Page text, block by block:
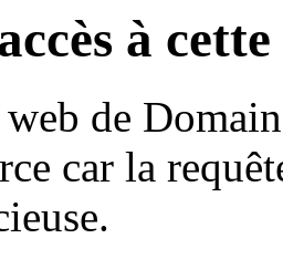
à
de
car la